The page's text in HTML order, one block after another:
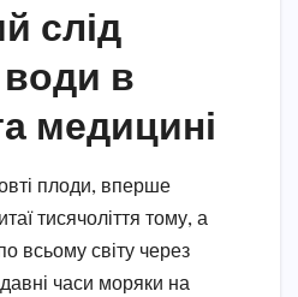
слід
в
медицині
плоди, вперше
тисячоліття тому, а
всьому світу через
часи моряки на